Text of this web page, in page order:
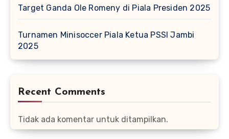
Target Ganda Ole Romeny di Piala Presiden 2025
Turnamen Minisoccer Piala Ketua PSSI Jambi
2025
Recent Comments
Tidak ada komentar untuk ditampilkan.